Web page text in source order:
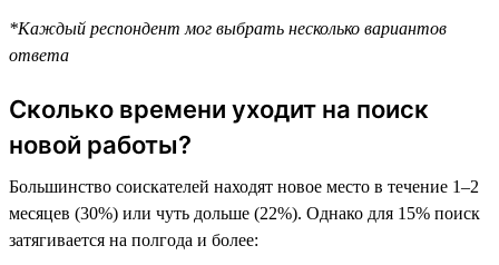
*Каждый респондент мог выбрать несколько вариантов
ответа
Сколько времени уходит на поиск
новой работы?
Большинство соискателей находят новое место в течение 1–2
месяцев (30%) или чуть дольше (22%). Однако для 15% поиск
затягивается на полгода и более: